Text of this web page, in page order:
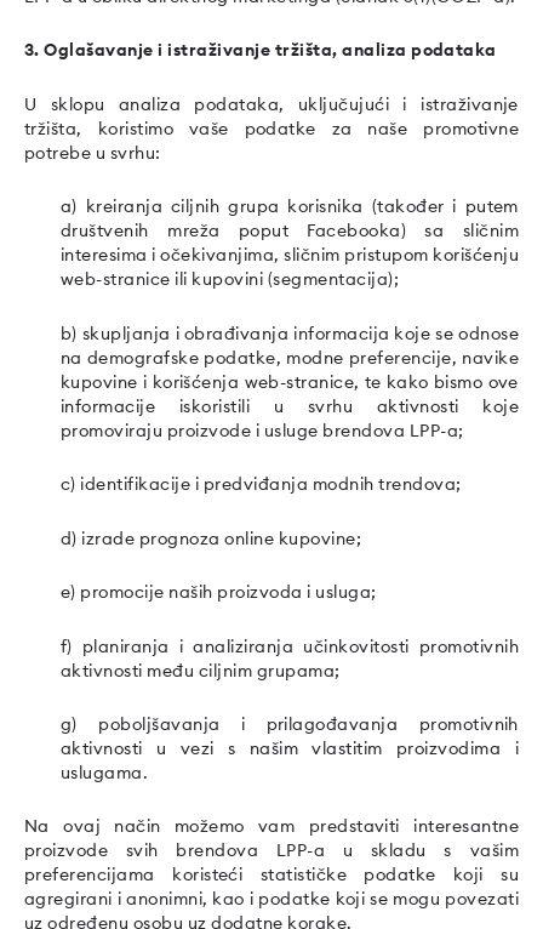
3. Oglašavanje i istraživanje tržišta, analiza podataka
U sklopu analiza podataka, uključujući i istraživanje
tržišta, koristimo vaše podatke za naše promotivne
potrebe u svrhu:
a) kreiranja ciljnih grupa korisnika (također i putem
društvenih mreža poput Facebooka) sa sličnim
interesima i očekivanjima, sličnim pristupom korišćenju
web-stranice ili kupovini (segmentacija);
b) skupljanja i obrađivanja informacija koje se odnose
na demografske podatke, modne preferencije, navike
kupovine i korišćenja web-stranice, te kako bismo ove
informacije iskoristili u svrhu aktivnosti koje
promoviraju proizvode i usluge brendova LPP-a;
c) identifikacije i predviđanja modnih trendova;
d) izrade prognoza online kupovine;
e) promocije naših proizvoda i usluga;
f) planiranja i analiziranja učinkovitosti promotivnih
aktivnosti među ciljnim grupama;
g) poboljšavanja i prilagođavanja promotivnih
aktivnosti u vezi s našim vlastitim proizvodima i
uslugama.
Na ovaj način možemo vam predstaviti interesantne
proizvode svih brendova LPP-a u skladu s vašim
preferencijama koristeći statističke podatke koji su
agregirani i anonimni, kao i podatke koji se mogu povezati
uz određenu osobu uz dodatne korake.